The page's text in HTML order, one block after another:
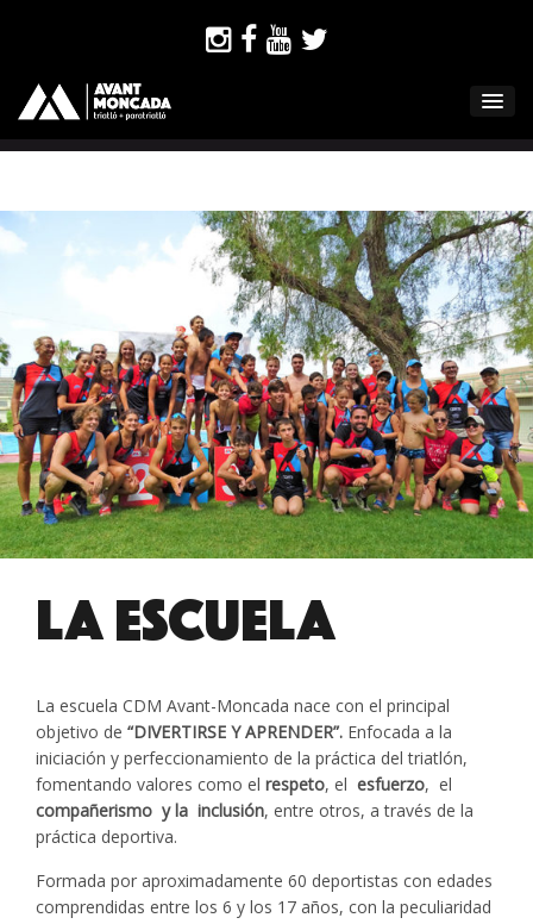
LA ESCUELA
La escuela CDM Avant-Moncada nace con el principal
objetivo de “DIVERTIRSE Y APRENDER”. Enfocada a la
iniciación y perfeccionamiento de la práctica del triatlón,
fomentando valores como el respeto, el esfuerzo, el
compañerismo y la inclusión, entre otros, a través de la
práctica deportiva.
Formada por aproximadamente 60 deportistas con edades
comprendidas entre los 6 y los 17 años, con la peculiaridad